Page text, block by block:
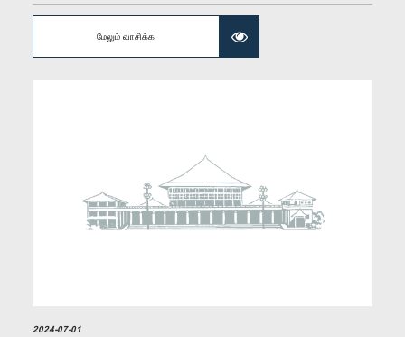
மேலும் வாசிக்க
2024-07-01